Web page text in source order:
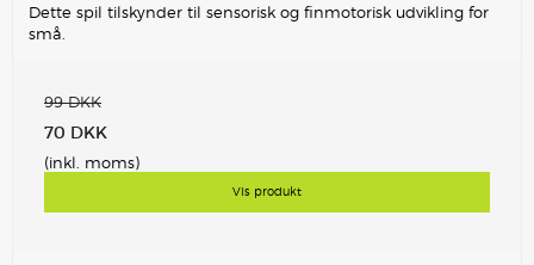
Dette spil tilskynder til sensorisk og finmotorisk udvikling for
små.
99 DKK
70 DKK
(inkl. moms)
Vis produkt